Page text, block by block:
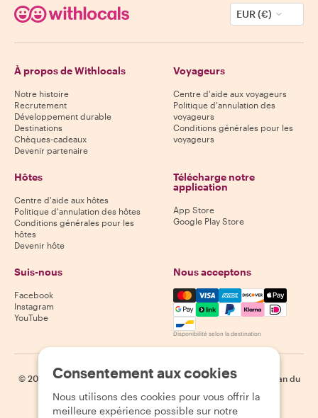
EUR (€)
À propos de Withlocals
Notre histoire
Recrutement
Développement durable
Destinations
Chèques-cadeaux
Devenir partenaire
Voyageurs
Centre d'aide aux voyageurs
Politique d'annulation des
voyageurs
Conditions générales pour les
voyageurs
Hôtes
Centre d'aide aux hôtes
Politique d'annulation des hôtes
Conditions générales pour les
hôtes
Devenir hôte
Télécharge notre
application
App Store
Google Play Store
Suis-nous
Facebook
Instagram
YouTube
Nous acceptons
Mastercard, Visa, Amex,
Disponibilité selon la destination
© 2026 Withlocals.com | Politique de confidentialité | Cookies
Plan du
site
Consentement aux cookies
Nous utilisons des cookies pour vous offrir la
meilleure expérience possible sur notre